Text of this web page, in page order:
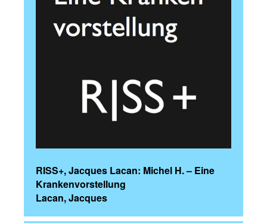
RISS+, Jacques Lacan: Michel H. – Eine
Krankenvorstellung
Lacan, Jacques